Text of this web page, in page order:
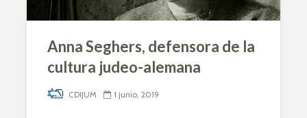
Anna Seghers, defensora de la
cultura judeo-alemana
CDIJUM 1 junio, 2019